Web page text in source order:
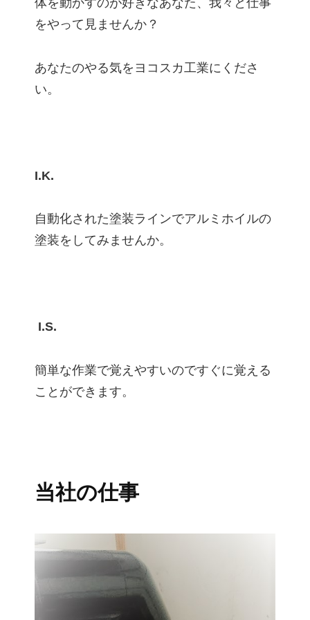
体を動かすのが好きなあなた、我々と仕事
をやって見ませんか？
あなたのやる気をヨコスカ工業にくださ
い。
I.K.
自動化された塗装ラインでアルミホイルの
塗装をしてみませんか。
I.S.
簡単な作業で覚えやすいのですぐに覚える
ことができます。
当社の仕事